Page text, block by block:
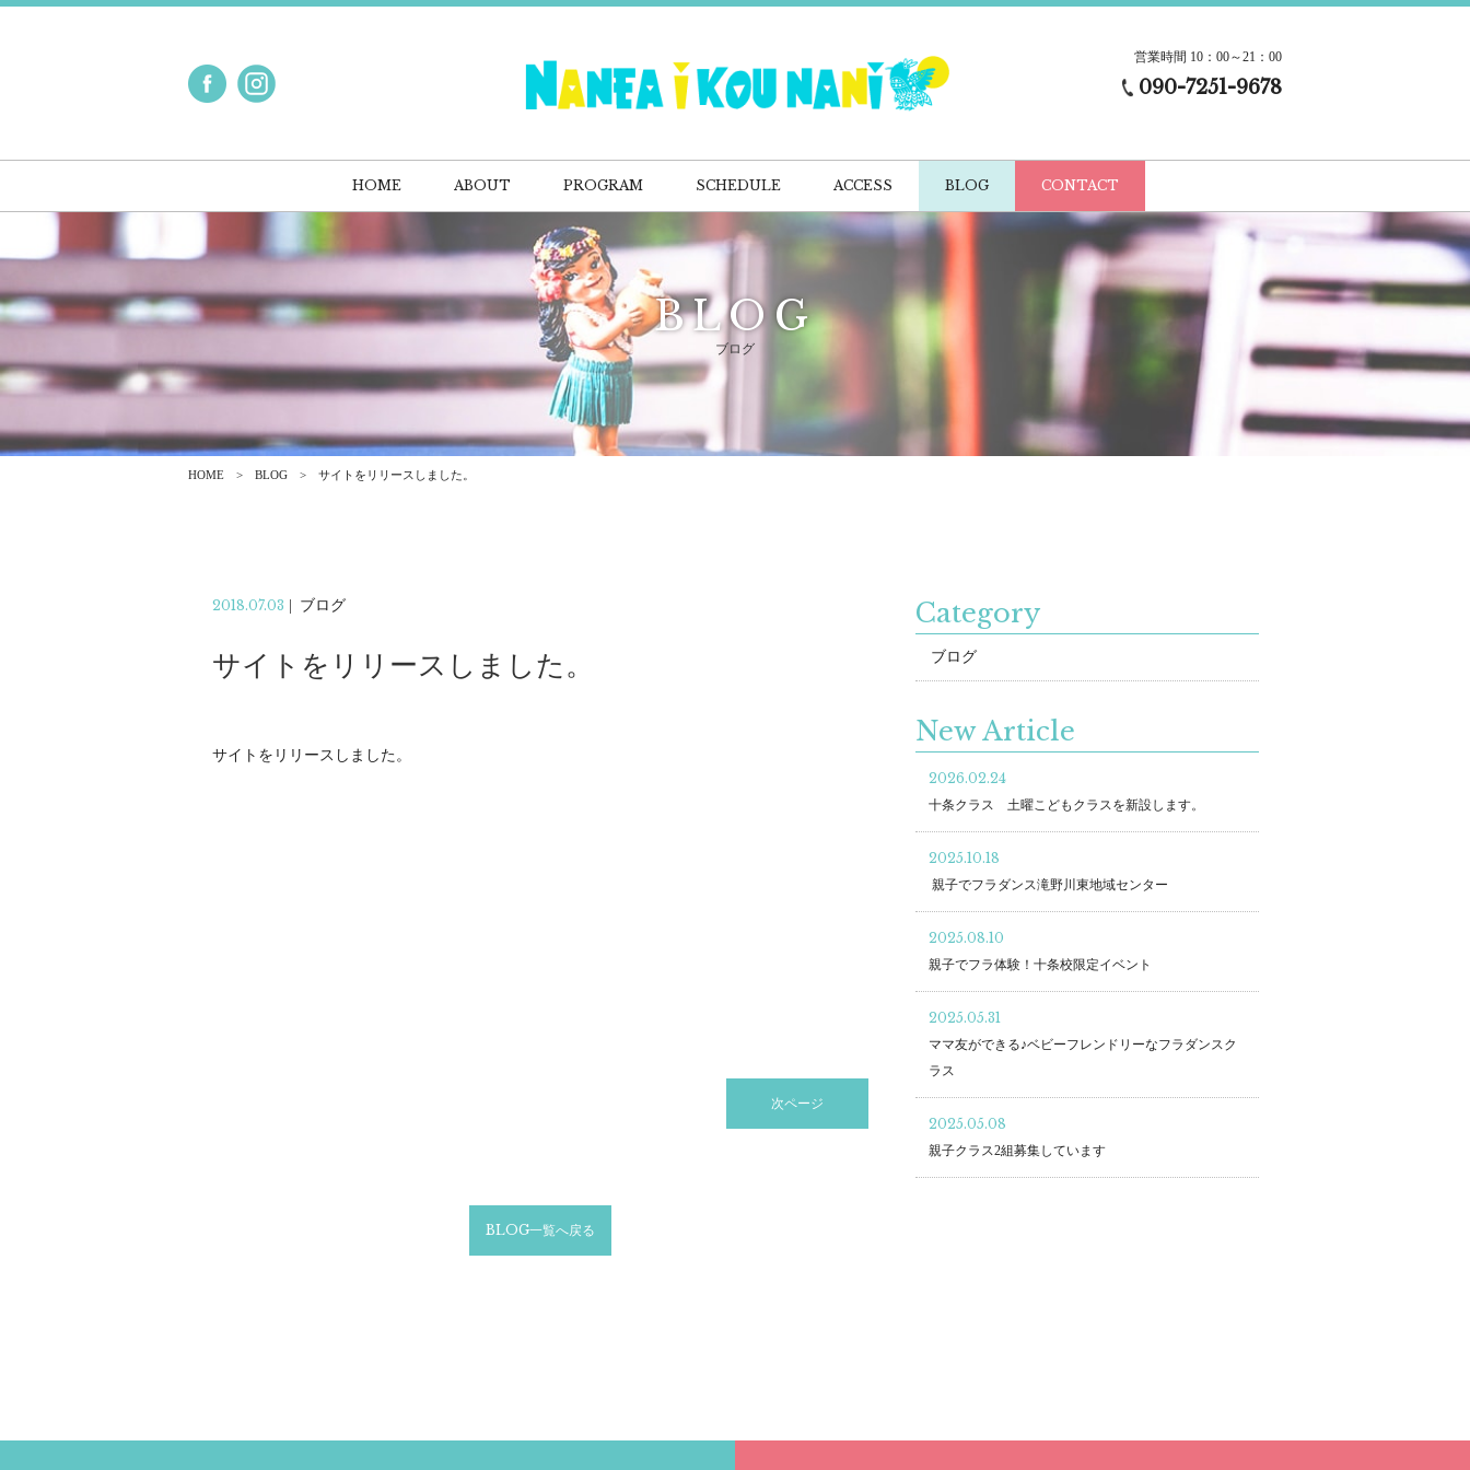
営業時間 10：00～21：00
090-7251-9678
HOME ABOUT PROGRAM SCHEDULE ACCESS BLOG CONTACT
BLOG
ブログ
HOME BLOG サイトをリリースしました。
2018.07.03 ブログ
サイトをリリースしました。
サイトをリリースしました。
次ページ
BLOG一覧へ戻る
Category
ブログ
New Article
2026.02.24
十条クラス 土曜こどもクラスを新設します。
2025.10.18
親子でフラダンス滝野川東地域センター
2025.08.10
親子でフラ体験！十条校限定イベント
2025.05.31
ママ友ができる♪ベビーフレンドリーなフラダンスク
ラス
2025.05.08
親子クラス2組募集しています